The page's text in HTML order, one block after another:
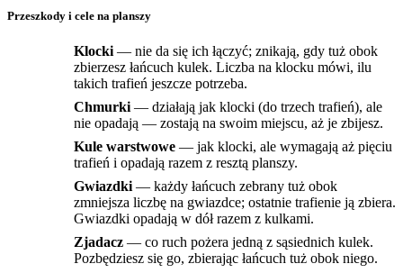
Przeszkody i cele na planszy
Klocki — nie da się ich łączyć; znikają, gdy tuż obok
zbierzesz łańcuch kulek. Liczba na klocku mówi, ilu
takich trafień jeszcze potrzeba.
Chmurki — działają jak klocki (do trzech trafień), ale
nie opadają — zostają na swoim miejscu, aż je zbijesz.
Kule warstwowe — jak klocki, ale wymagają aż pięciu
trafień i opadają razem z resztą planszy.
Gwiazdki — każdy łańcuch zebrany tuż obok
zmniejsza liczbę na gwiazdce; ostatnie trafienie ją zbiera.
Gwiazdki opadają w dół razem z kulkami.
Zjadacz — co ruch pożera jedną z sąsiednich kulek.
Pozbędziesz się go, zbierając łańcuch tuż obok niego.